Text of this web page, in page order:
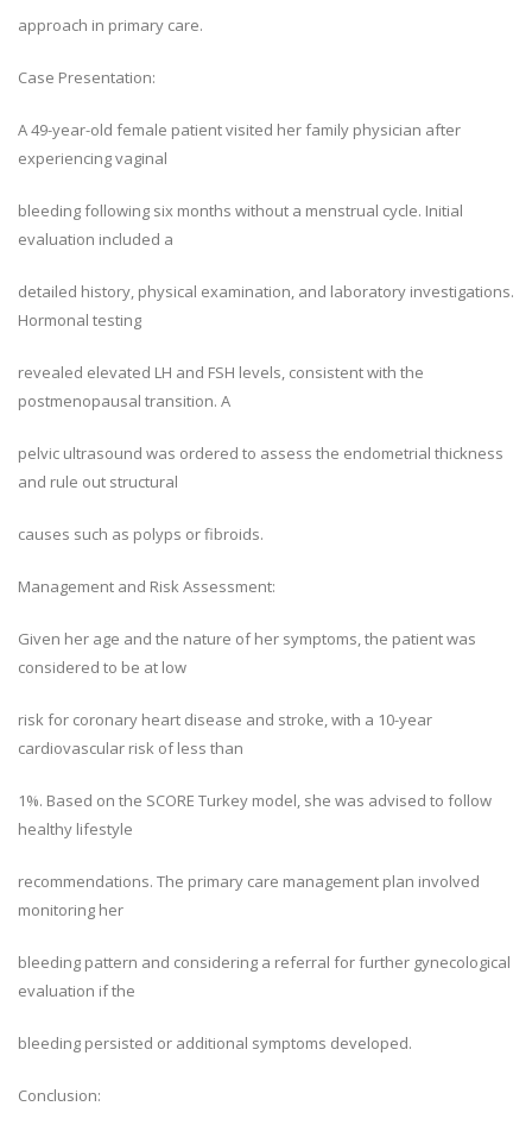
approach in primary care.
Case Presentation:
A 49-year-old female patient visited her family physician after
experiencing vaginal
bleeding following six months without a menstrual cycle. Initial
evaluation included a
detailed history, physical examination, and laboratory investigations.
Hormonal testing
revealed elevated LH and FSH levels, consistent with the
postmenopausal transition. A
pelvic ultrasound was ordered to assess the endometrial thickness
and rule out structural
causes such as polyps or fibroids.
Management and Risk Assessment:
Given her age and the nature of her symptoms, the patient was
considered to be at low
risk for coronary heart disease and stroke, with a 10-year
cardiovascular risk of less than
1%. Based on the SCORE Turkey model, she was advised to follow
healthy lifestyle
recommendations. The primary care management plan involved
monitoring her
bleeding pattern and considering a referral for further gynecological
evaluation if the
bleeding persisted or additional symptoms developed.
Conclusion: